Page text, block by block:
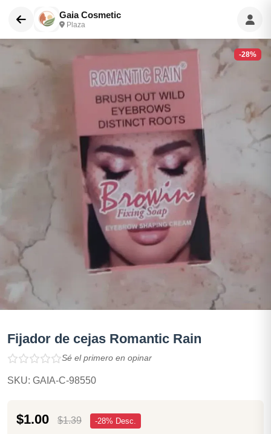
Gaia Cosmetic
Plaza
-28%
Fijador de cejas Romantic Rain
Sé el primero en opinar
SKU: GAIA-C-98550
$1.00 $1.39 -28% Desc.